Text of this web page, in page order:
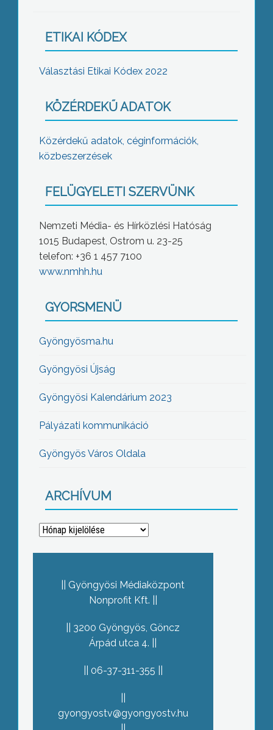
ETIKAI KÓDEX
Választási Etikai Kódex 2022
KÖZÉRDEKŰ ADATOK
Közérdekű adatok, céginformációk,
közbeszerzések
FELÜGYELETI SZERVÜNK
Nemzeti Média- és Hírközlési Hatóság
1015 Budapest, Ostrom u. 23-25
telefon: +36 1 457 7100
www.nmhh.hu
GYORSMENÜ
Gyöngyösma.hu
Gyöngyösi Újság
Gyöngyösi Kalendárium 2023
Pályázati kommunikáció
Gyöngyös Város Oldala
ARCHÍVUM
Archívum
Gyöngyösi Médiaközpont
Nonprofit Kft.
3200 Gyöngyös, Göncz
Árpád utca 4.
06-37-311-355
gyongyostv@gyongyostv.hu